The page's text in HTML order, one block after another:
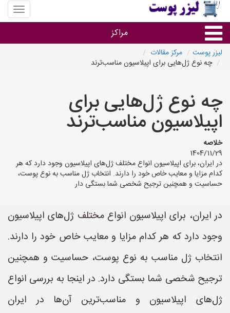
منوی
سایت
پوست
مراکز
گروه ها
استان ها
لیزر پوست
مرکز مقالات
چه نوع ژل‌هایی برای اپیلاسیون مناسب‌ترند
چه نوع ژل‌هایی برای
اپیلاسیون مناسب‌ترند
خلاصه
1404/11/29
در ایران، برای اپیلاسیون انواع مختلف ژل‌های اپیلاسیون وجود دارد که هر
کدام مزایا و معایب خاص خود را دارند. انتخاب ژل مناسب به نوع پوست،
حساسیت و همچنین ترجیح شخصی شما بستگی دار
در ایران، برای اپیلاسیون انواع مختلف ژل‌های اپیلاسیون
وجود دارد که هر کدام مزایا و معایب خاص خود را دارند.
انتخاب ژل مناسب به نوع پوست، حساسیت و همچنین
ترجیح شخصی شما بستگی دارد. در اینجا به بررسی انواع
ژل‌های اپیلاسیون و مناسب‌ترین آن‌ها در ایران